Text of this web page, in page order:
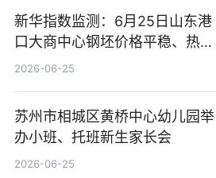
新华指数监测：6月25日山东港
口大商中心钢坯价格平稳、热轧
C料价格微幅下跌
2026-06-25
苏州市相城区黄桥中心幼儿园举
办小班、托班新生家长会
2026-06-25